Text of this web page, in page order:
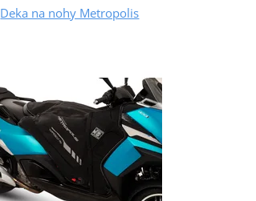
Deka na nohy Metropolis